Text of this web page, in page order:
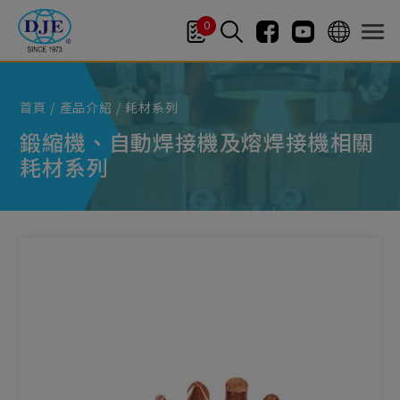
0
首頁 產品介紹 耗材系列
鍛縮機、自動焊接機及熔焊接機相關
耗材系列
Cookie管理面板